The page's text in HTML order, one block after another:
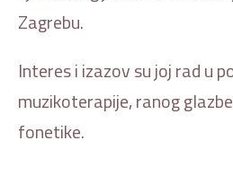
Zagrebu.
Interes i izazov su joj rad u
muzikoterapije, ranog
fonetike.